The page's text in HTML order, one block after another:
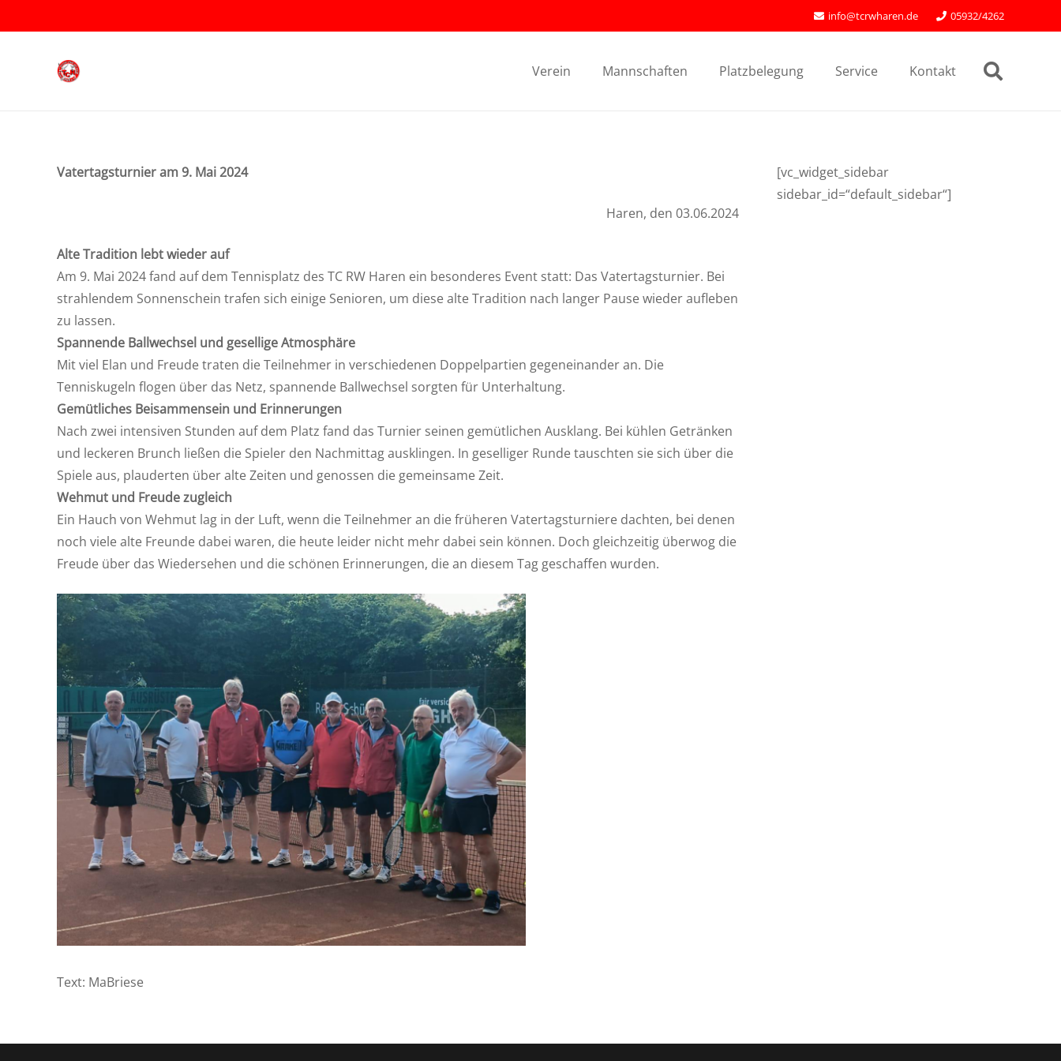
info@tcrwharen.de 05932/4262
Verein Mannschaften Platzbelegung Service Kontakt
Vatertagsturnier am 9. Mai 2024
Haren, den 03.06.2024
Alte Tradition lebt wieder auf
Am 9. Mai 2024 fand auf dem Tennisplatz des TC RW Haren ein besonderes Event statt: Das Vatertagsturnier. Bei
strahlendem Sonnenschein trafen sich einige Senioren, um diese alte Tradition nach langer Pause wieder aufleben
zu lassen.
Spannende Ballwechsel und gesellige Atmosphäre
Mit viel Elan und Freude traten die Teilnehmer in verschiedenen Doppelpartien gegeneinander an. Die
Tenniskugeln flogen über das Netz, spannende Ballwechsel sorgten für Unterhaltung.
Gemütliches Beisammensein und Erinnerungen
Nach zwei intensiven Stunden auf dem Platz fand das Turnier seinen gemütlichen Ausklang. Bei kühlen Getränken
und leckeren Brunch ließen die Spieler den Nachmittag ausklingen. In geselliger Runde tauschten sie sich über die
Spiele aus, plauderten über alte Zeiten und genossen die gemeinsame Zeit.
Wehmut und Freude zugleich
Ein Hauch von Wehmut lag in der Luft, wenn die Teilnehmer an die früheren Vatertagsturniere dachten, bei denen
noch viele alte Freunde dabei waren, die heute leider nicht mehr dabei sein können. Doch gleichzeitig überwog die
Freude über das Wiedersehen und die schönen Erinnerungen, die an diesem Tag geschaffen wurden.
Text: MaBriese
[vc_widget_sidebar
sidebar_id=“default_sidebar“]